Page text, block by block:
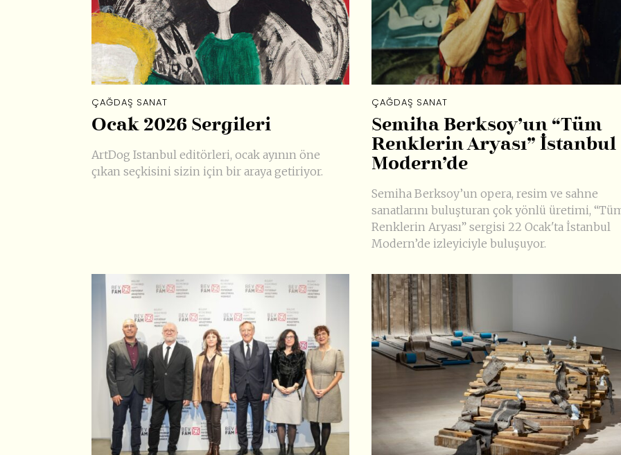
ÇAĞDAŞ SANAT
Ocak 2026 Sergileri
ArtDog Istanbul editörleri, ocak ayının öne
çıkan seçkisini sizin için bir araya getiriyor.
ÇAĞDAŞ SANAT
Semiha Berksoy’un “Tüm
Renklerin Aryası” İstanbul
Modern’de
Semiha Berksoy’un opera, resim ve sahne
sanatlarını buluşturan çok yönlü üretimi,
Renklerin Aryası” sergisi 22 Ocak'ta İstanbul
Modern’de izleyiciyle buluşuyor.